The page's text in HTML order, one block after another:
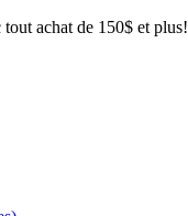
achat de 150$ et plus!